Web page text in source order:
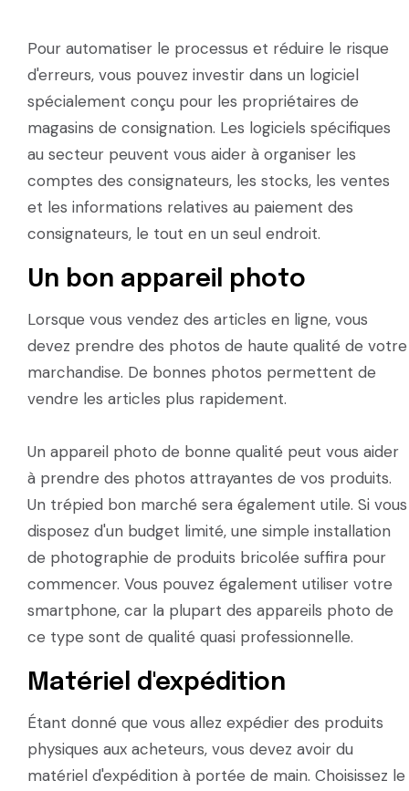
Pour automatiser le processus et réduire le risque
d'erreurs, vous pouvez investir dans un logiciel
spécialement conçu pour les propriétaires de
magasins de consignation. Les logiciels spécifiques
au secteur peuvent vous aider à organiser les
comptes des consignateurs, les stocks, les ventes
et les informations relatives au paiement des
consignateurs, le tout en un seul endroit.
Un bon appareil photo
Lorsque vous vendez des articles en ligne, vous
devez prendre des photos de haute qualité de votre
marchandise. De bonnes photos permettent de
vendre les articles plus rapidement.
Un appareil photo de bonne qualité peut vous aider
à prendre des photos attrayantes de vos produits.
Un trépied bon marché sera également utile. Si vous
disposez d'un budget limité, une simple installation
de photographie de produits bricolée suffira pour
commencer. Vous pouvez également utiliser votre
smartphone, car la plupart des appareils photo de
ce type sont de qualité quasi professionnelle.
Matériel d'expédition
Étant donné que vous allez expédier des produits
physiques aux acheteurs, vous devez avoir du
matériel d'expédition à portée de main. Choisissez le